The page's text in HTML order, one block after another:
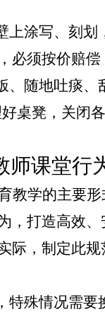
涂写、刻
须按价赔偿
随地吐痰、
桌凳，关闭
师课堂行
教学的主要
，打造高效
际，制定此规
殊情况需要